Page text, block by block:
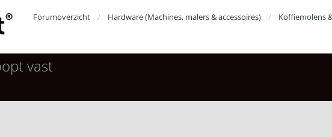
Forumoverzicht Hardware (Machines, malers & accessoires) Koffiemolens
vast